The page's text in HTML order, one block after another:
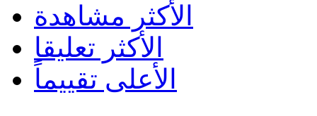
الأكثر مشاهدة
الأكثر تعليقا
الأعلى تقييماً